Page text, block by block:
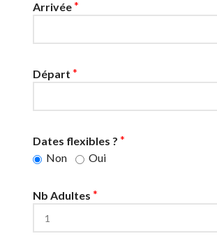
Arrivée*
Départ *
Dates flexibles ? *
Non
Oui
Nb Adultes *